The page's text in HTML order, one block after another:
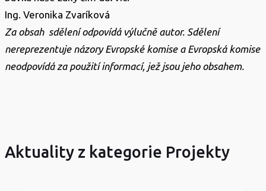
Ing. Veronika Zvaríková
Za obsah sdělení odpovídá výlučně autor. Sdělení
nereprezentuje názory Evropské komise a Evropská komise
neodpovídá za použití informací, jež jsou jeho obsahem.
Aktuality z kategorie Projekty